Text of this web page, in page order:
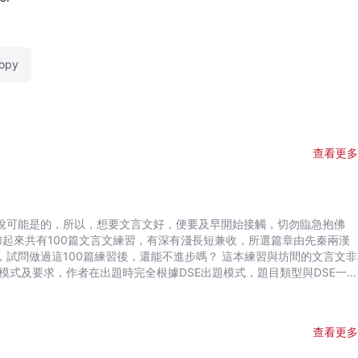
查看更多
能是的，所以，想要文言文好，便要及早開始接觸，切勿臨急抱佛
練習後，還能不進步嗎？ 這本練習與坊間的文言文非
及要求，作者在出題時完全根據DSE出題模式，題目類型與DSE一
更順利掌握解讀文言文的方法。
查看更多